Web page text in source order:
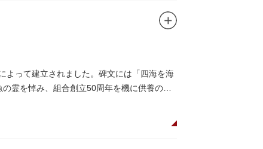
よって建立されました。碑文には「四海を海
霊を悼み、組合創立50周年を機に供養のた